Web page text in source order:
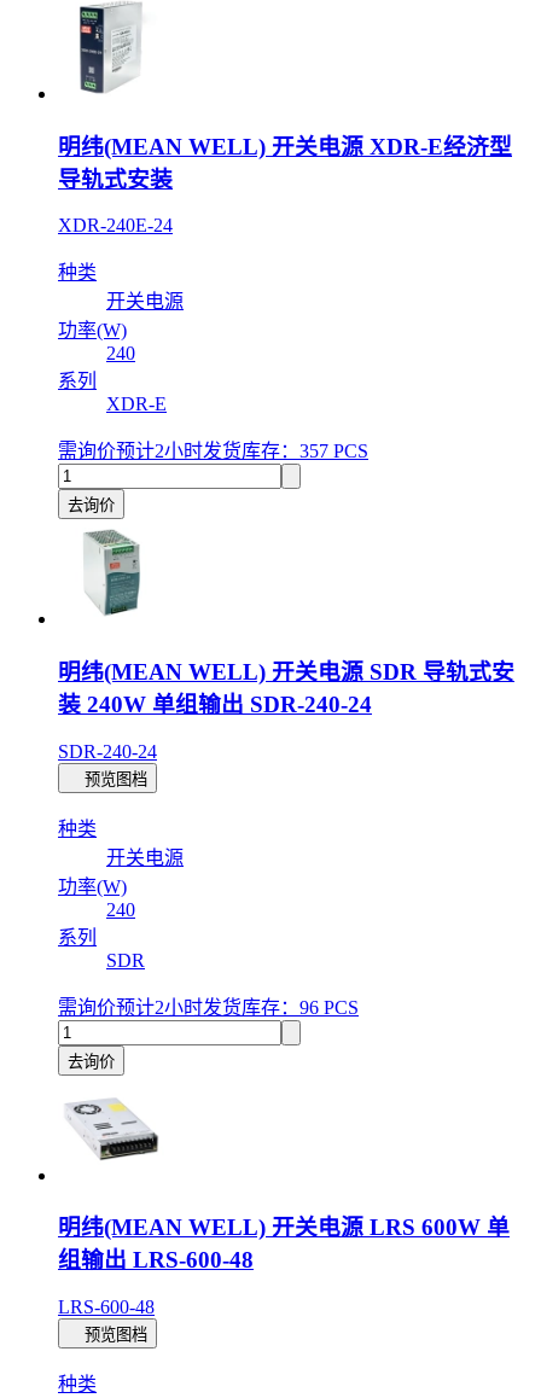
明纬(MEAN WELL) 开关电源 XDR-E经济型
导轨式安装
XDR-240E-24
种类
开关电源
功率(W)
240
系列
XDR-E
需询价预计2小时发货库存：357 PCS
去询价
明纬(MEAN WELL) 开关电源 SDR 导轨式安
装 240W 单组输出 SDR-240-24
SDR-240-24
预览图档
种类
开关电源
功率(W)
240
系列
SDR
需询价预计2小时发货库存：96 PCS
去询价
明纬(MEAN WELL) 开关电源 LRS 600W 单
组输出 LRS-600-48
LRS-600-48
预览图档
种类